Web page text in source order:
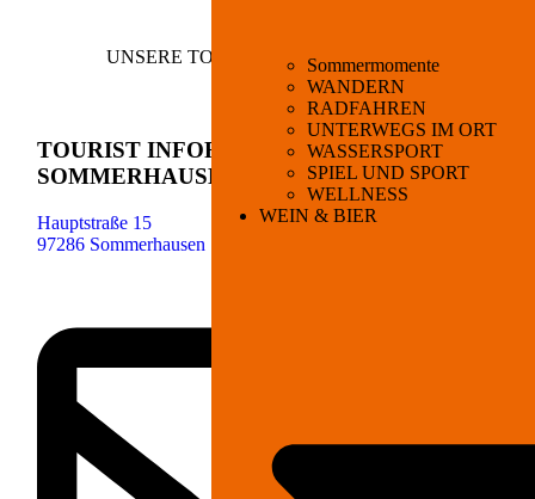
Sommermomente
WANDERN
RADFAHREN
UNTERWEGS IM ORT
WASSERSPORT
SPIEL UND SPORT
WELLNESS
WEIN & BIER
UNSERE TOURIST­INFORMATIONEN
KONTAKT & ANFRAGEN
TOURIST INFORMATION
SOMMERHAUSEN
Hauptstraße 15
97286 Sommerhausen